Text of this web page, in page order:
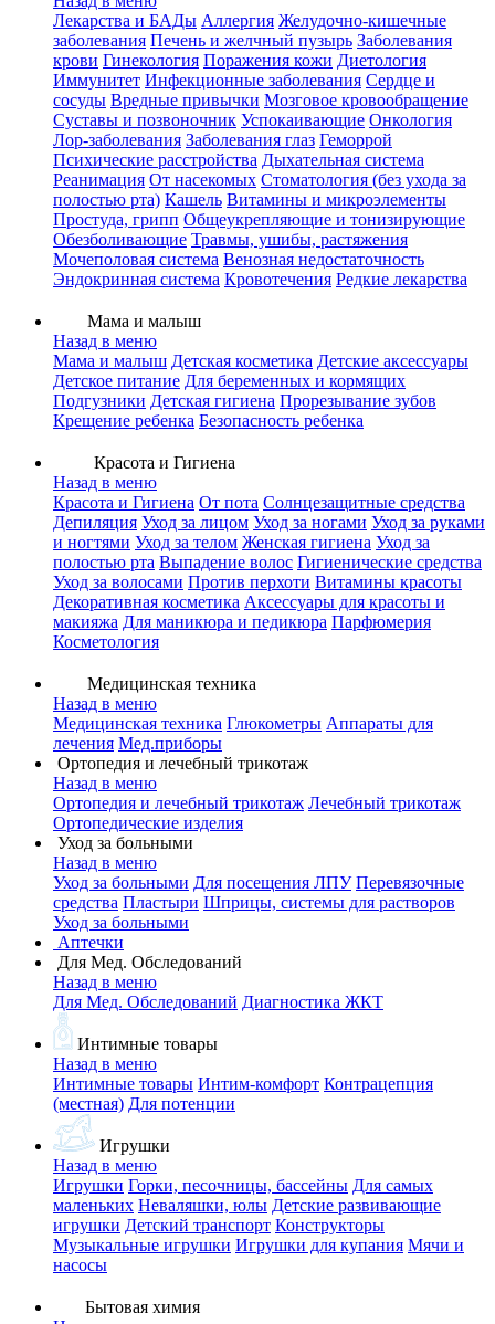
Лекарства и БАДы Аллергия Желудочно-кишечные
заболевания Печень и желчный пузырь Заболевания
крови Гинекология Поражения кожи Диетология
Иммунитет Инфекционные заболевания Сердце и
сосуды Вредные привычки Мозговое кровообращение
Суставы и позвоночник Успокаивающие Онкология
Лор-заболевания Заболевания глаз Геморрой
Психические расстройства Дыхательная система
Реанимация От насекомых Стоматология (без ухода за
полостью рта) Кашель Витамины и микроэлементы
Простуда, грипп Общеукрепляющие и тонизирующие
Обезболивающие Травмы, ушибы, растяжения
Мочеполовая система Венозная недостаточность
Эндокринная система Кровотечения Редкие лекарства
Мама и малыш
Назад в меню
Мама и малыш Детская косметика Детские аксессуары
Детское питание Для беременных и кормящих
Подгузники Детская гигиена Прорезывание зубов
Крещение ребенка Безопасность ребенка
Красота и Гигиена
Назад в меню
Красота и Гигиена От пота Солнцезащитные средства
Депиляция Уход за лицом Уход за ногами Уход за руками
и ногтями Уход за телом Женская гигиена Уход за
полостью рта Выпадение волос Гигиенические средства
Уход за волосами Против перхоти Витамины красоты
Декоративная косметика Аксессуары для красоты и
макияжа Для маникюра и педикюра Парфюмерия
Косметология
Медицинская техника
Назад в меню
Медицинская техника Глюкометры Аппараты для
лечения Мед.приборы
Ортопедия и лечебный трикотаж
Назад в меню
Ортопедия и лечебный трикотаж Лечебный трикотаж
Ортопедические изделия
Уход за больными
Назад в меню
Уход за больными Для посещения ЛПУ Перевязочные
средства Пластыри Шприцы, системы для растворов
Уход за больными
Аптечки
Для Мед. Обследований
Назад в меню
Для Мед. Обследований Диагностика ЖКТ
Интимные товары
Назад в меню
Интимные товары Интим-комфорт Контрацепция
(местная) Для потенции
Игрушки
Назад в меню
Игрушки Горки, песочницы, бассейны Для самых
маленьких Неваляшки, юлы Детские развивающие
игрушки Детский транспорт Конструкторы
Музыкальные игрушки Игрушки для купания Мячи и
насосы
Бытовая химия